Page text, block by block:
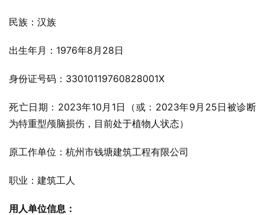
民族：汉族
出生年月：1976年8月28日
身份证号码：33010119760828001X
死亡日期：2023年10月1日（或：2023年9月25日被诊断
为特重型颅脑损伤，目前处于植物人状态）
原工作单位：杭州市钱塘建筑工程有限公司
职业：建筑工人
用人单位信息：